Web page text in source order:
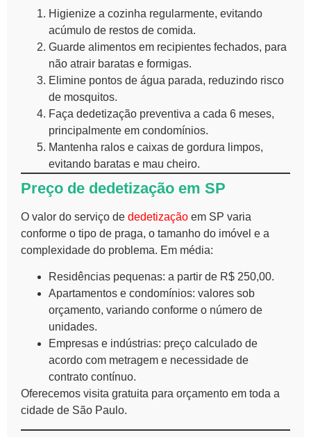
Higienize a cozinha regularmente, evitando
acúmulo de restos de comida.
Guarde alimentos em recipientes fechados, para
não atrair baratas e formigas.
Elimine pontos de água parada, reduzindo risco
de mosquitos.
Faça dedetização preventiva a cada 6 meses,
principalmente em condomínios.
Mantenha ralos e caixas de gordura limpos,
evitando baratas e mau cheiro.
Preço de dedetização em SP
O valor do serviço de dedetização em SP varia
conforme o tipo de praga, o tamanho do imóvel e a
complexidade do problema. Em média:
Residências pequenas: a partir de R$ 250,00.
Apartamentos e condomínios: valores sob
orçamento, variando conforme o número de
unidades.
Empresas e indústrias: preço calculado de
acordo com metragem e necessidade de
contrato contínuo.
Oferecemos visita gratuita para orçamento em toda a
cidade de São Paulo.